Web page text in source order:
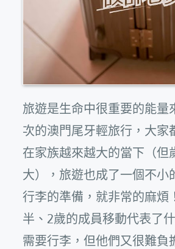
旅遊是生命中很重要的能量
次的澳門尾牙輕旅行，大家
在家族越來越大的當下（但
大），旅遊也成了一個不小
行李的準備，就非常的麻煩
半、2歲的成員移動代表了
需要行李，但他們又很難負